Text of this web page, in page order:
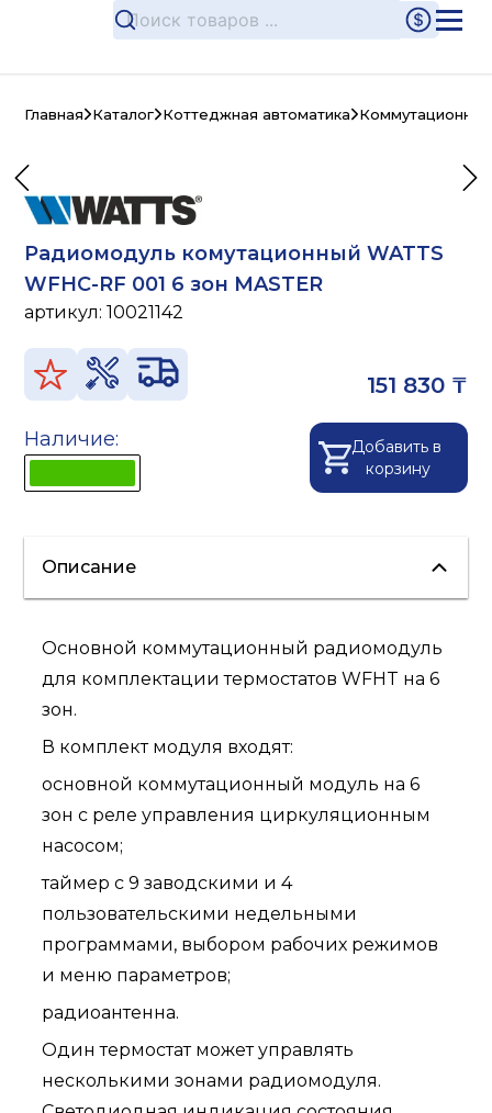
Главная Каталог Коттеджная автоматика
Радиомодуль комутационный WATTS
WFHC-RF 001 6 зон MASTER
артикул:10021142
151 830 ₸
Наличие:
Добавить в
корзину
Описание
Основной коммутационный радиомодуль
для комплектации термостатов WFHT на 6
зон.
В комплект модуля входят:
основной коммутационный модуль на 6
зон с реле управления циркуляционным
насосом;
таймер с 9 заводскими и 4
пользовательскими недельными
программами, выбором рабочих режимов
и меню параметров;
радиоантенна.
Один термостат может управлять
несколькими зонами радиомодуля.